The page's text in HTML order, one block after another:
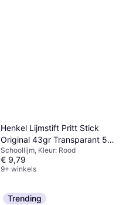
Henkel Lijmstift Pritt Stick
Original 43gr Transparant 5
Stuks
Schoollijm, Kleur: Rood
€ 9,79
9+ winkels
Trending